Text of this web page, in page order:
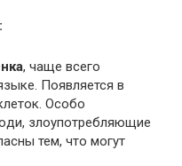
, чаще всего
Появляется в
Особо
злоупотребляющие
тем, что могут